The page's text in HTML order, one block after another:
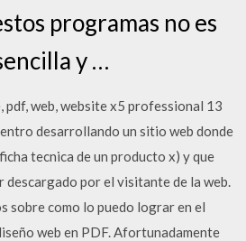
programas no es
y …
pdf, web, website x5 professional 13
desarrollando un sitio web donde
tecnica de un producto x) y que
por el visitante de la web.
sobre como lo puedo lograr en el
web en PDF. Afortunadamente